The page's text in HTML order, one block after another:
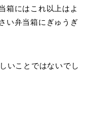
箱にはこれ以上はよ
い弁当箱にぎゅうぎ
いことではないでし